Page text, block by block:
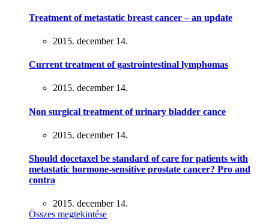
Treatment of metastatic breast cancer – an update
2015. december 14.
Current treatment of gastrointestinal lymphomas
2015. december 14.
Non surgical treatment of urinary bladder cance
2015. december 14.
Should docetaxel be standard of care for patients with
metastatic hormone-sensitive prostate cancer? Pro and
contra
2015. december 14.
Összes megtekintése